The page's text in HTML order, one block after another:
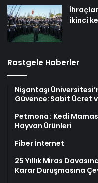
ikinci
Rastgele Haberler
Nişantaşı
Güvence: Sabit Ücret
Petmona : Kedi
Hayvan Ürünleri
Fiber İnternet
25 Yıllık Miras
Karar Duruşmasına